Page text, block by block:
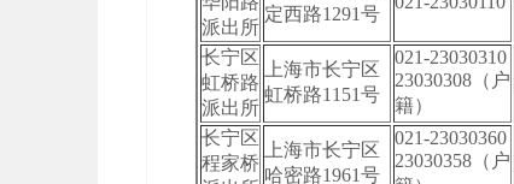
派出所
定西路1291号
长宁区
虹桥路
派出所
上海市长宁区
虹桥路1151号
021-23030310
23030308（户
籍）
长宁区
程家桥
上海市长宁区
哈密路1961号
021-23030360
23030358（户